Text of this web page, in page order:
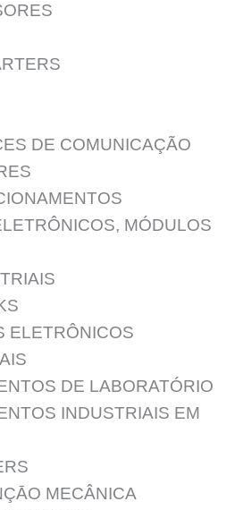
DE COMUNICAÇÃO
MÓDULOS
ELETRÔNICOS
DE LABORATÓRIO
INDUSTRIAIS EM
MECÂNICA